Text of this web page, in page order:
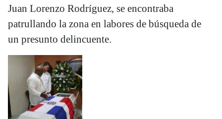
Juan Lorenzo Rodríguez, se encontraba
patrullando la zona en labores de búsqueda de
un presunto delincuente.